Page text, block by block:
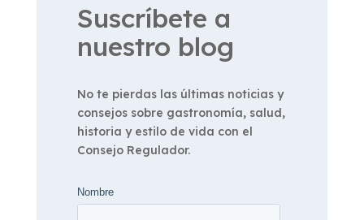
Suscríbete a
nuestro blog
No te pierdas las últimas noticias y
consejos sobre gastronomía, salud,
historia y estilo de vida con el
Consejo Regulador.